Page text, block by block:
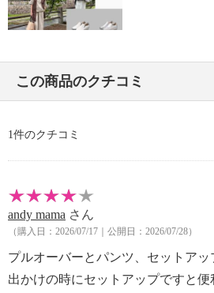
・単品洗い
・水や汗などによる色落ち、色移
・ネット使用
【原産国（地）】
・中国製
この商品のクチコミ
1件のクチコミ
andy mama さん
（購入日：2026/07/17｜公開日：2026/07/28）
プルオーバーとパンツ、セットア
出かけの時にセットアップですと便